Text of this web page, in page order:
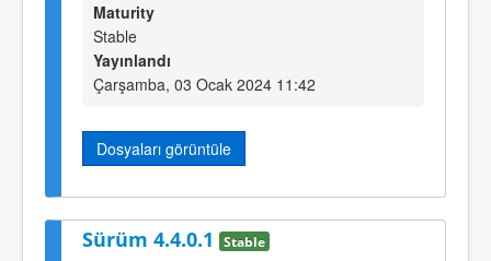
Maturity
Stable
Yayınlandı
Çarşamba, 03 Ocak 2024 11:42
Dosyaları görüntüle
Sürüm 4.4.0.1 Stable